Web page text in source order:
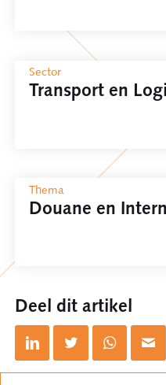
Sector
Transport en
Thema
Douane en
Deel dit artikel